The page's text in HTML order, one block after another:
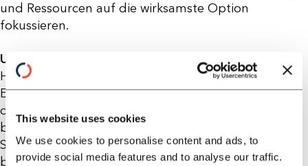
This website uses cookies
We use cookies to personalise content and ads, to
provide social media features and to analyse our traffic.
und Ressourcen auf die wirksamste Option
fokussieren.
Unterstützung durch Horn & Company
Horn & Company strukturiert den
Entscheidungsraum, modelliert Szenarien und
quantifiziert Wirkungen auf Cash und Wert. Wir
bewerten Umsetzbarkeit, moderieren die
Stakeholder-Diskussion und begleiten die Auswahl
bis zur Start-Roadmap. So erhalten Sie unter Druck